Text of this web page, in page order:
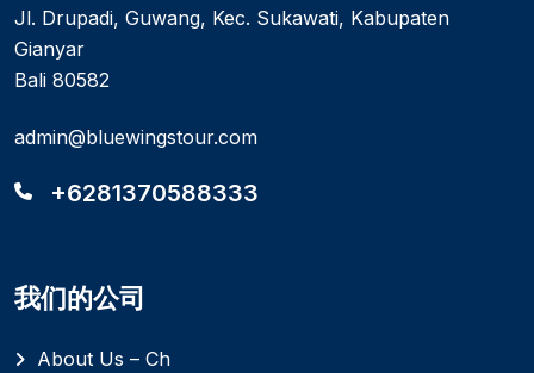
Jl. Drupadi, Guwang, Kec. Sukawati, Kabupaten
Gianyar
Bali 80582
admin@bluewingstour.com
+6281370588333
我们的公司
About Us – Ch